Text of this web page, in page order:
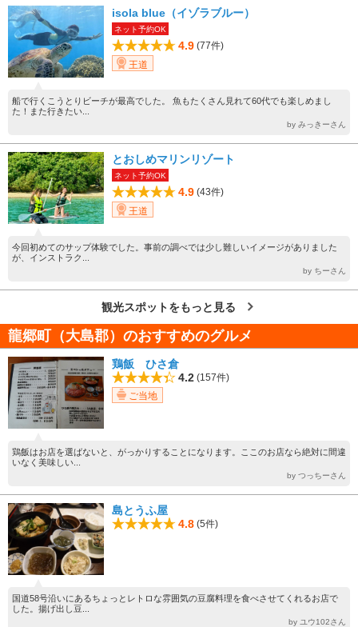
isola blue（イゾラブルー）
ネット予約OK
4.9 (77件)
王道
船で行くこうとりビーチが最高でした。 魚もたくさん見れて60代でも楽しめまし
た！また行きたい...
by みっきーさん
とおしめマリンリゾート
ネット予約OK
4.9 (43件)
王道
今回初めてのサップ体験でした。事前の調べでは少し難しいイメージがありました
が、インストラク...
by ちーさん
観光スポットをもっと見る
龍郷町（大島郡）のおすすめのグルメ
鶏飯 ひさ倉
4.2 (157件)
ご当地
鶏飯はお店を選ばないと、がっかりすることになります。ここのお店なら絶対に間違
いなく美味しい...
by つっちーさん
島とうふ屋
4.8 (5件)
国道58号沿いにあるちょっとレトロな雰囲気の豆腐料理を食べさせてくれるお店で
した。揚げ出し豆...
by ユウ102さん